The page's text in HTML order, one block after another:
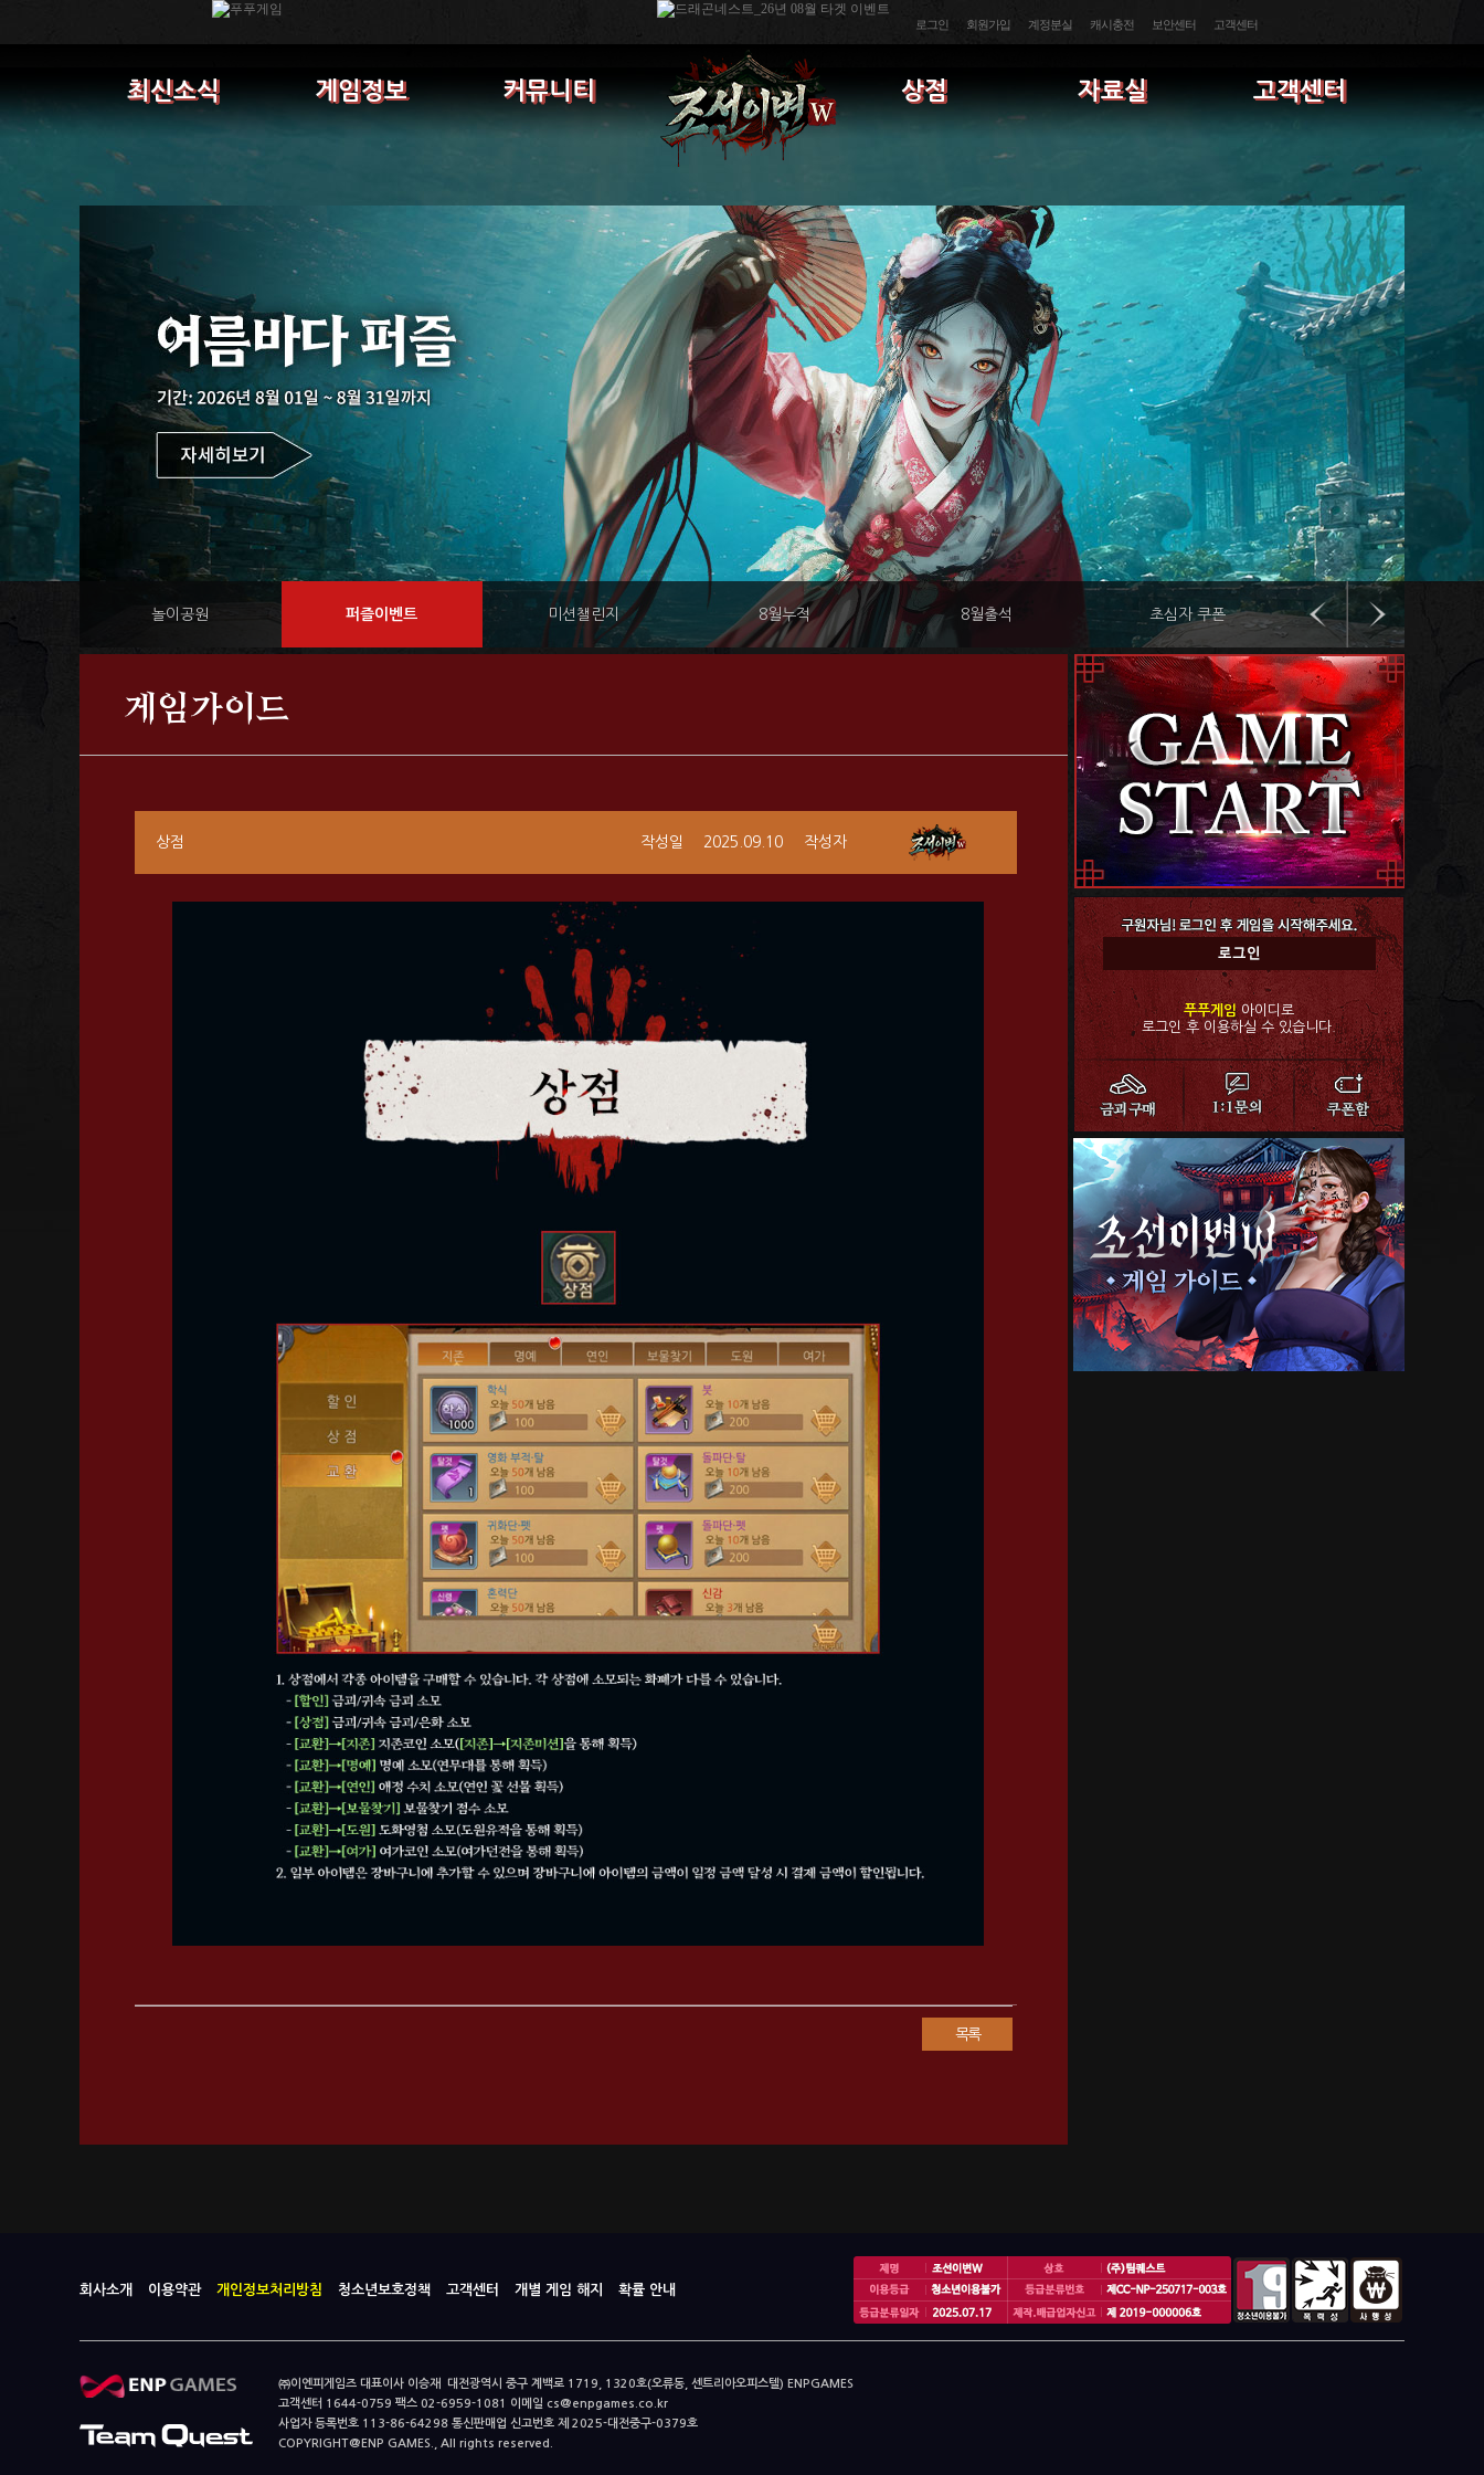
로그인 회원가입 계정분실 캐시충전 보안센터 고객센터
최신소식 게임정보 커뮤니티 상점 자료실 고객센터
푸푸게임아이디로
로그인 후 이용하실 수 있습니다.
놀이공원 퍼즐이벤트 미션챌린지 8월누적 8월출석 초심자 쿠폰 레벨 패키지
게임가이드
상점 작성일 2025.09.10 작성자
목록
회사소개 이용약관 개인정보처리방침 청소년보호정책 고객센터 개별 게임 해지 확률 안내
㈜이엔피게임즈 대표이사 이승재 대전광역시 중구 계백로 1719, 1320호(오류동, 센트리아오피스텔) ENPGAMES
고객센터 1644-0759 팩스 02-6959-1081 이메일 cs@enpgames.co.kr
사업자 등록번호 113-86-64298 통신판매업 신고번호 제 2025-대전중구-0379호
COPYRIGHT@ENP GAMES., All rights reserved.